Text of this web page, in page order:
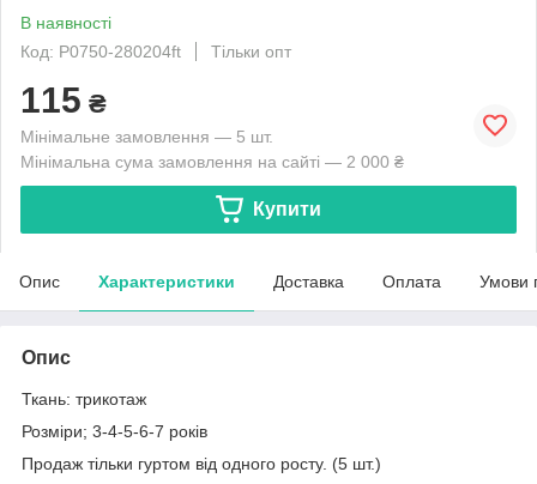
В наявності
Код: P0750-280204ft
Тільки опт
115 ₴
Мінімальне замовлення — 5 шт.
Мінімальна сума замовлення на сайті — 2 000 ₴
Купити
Опис Характеристики Доставка Оплата Умови
Опис
Ткань: трикотаж
Розміри; 3-4-5-6-7 років
Продаж тільки гуртом від одного росту. (5 шт.)